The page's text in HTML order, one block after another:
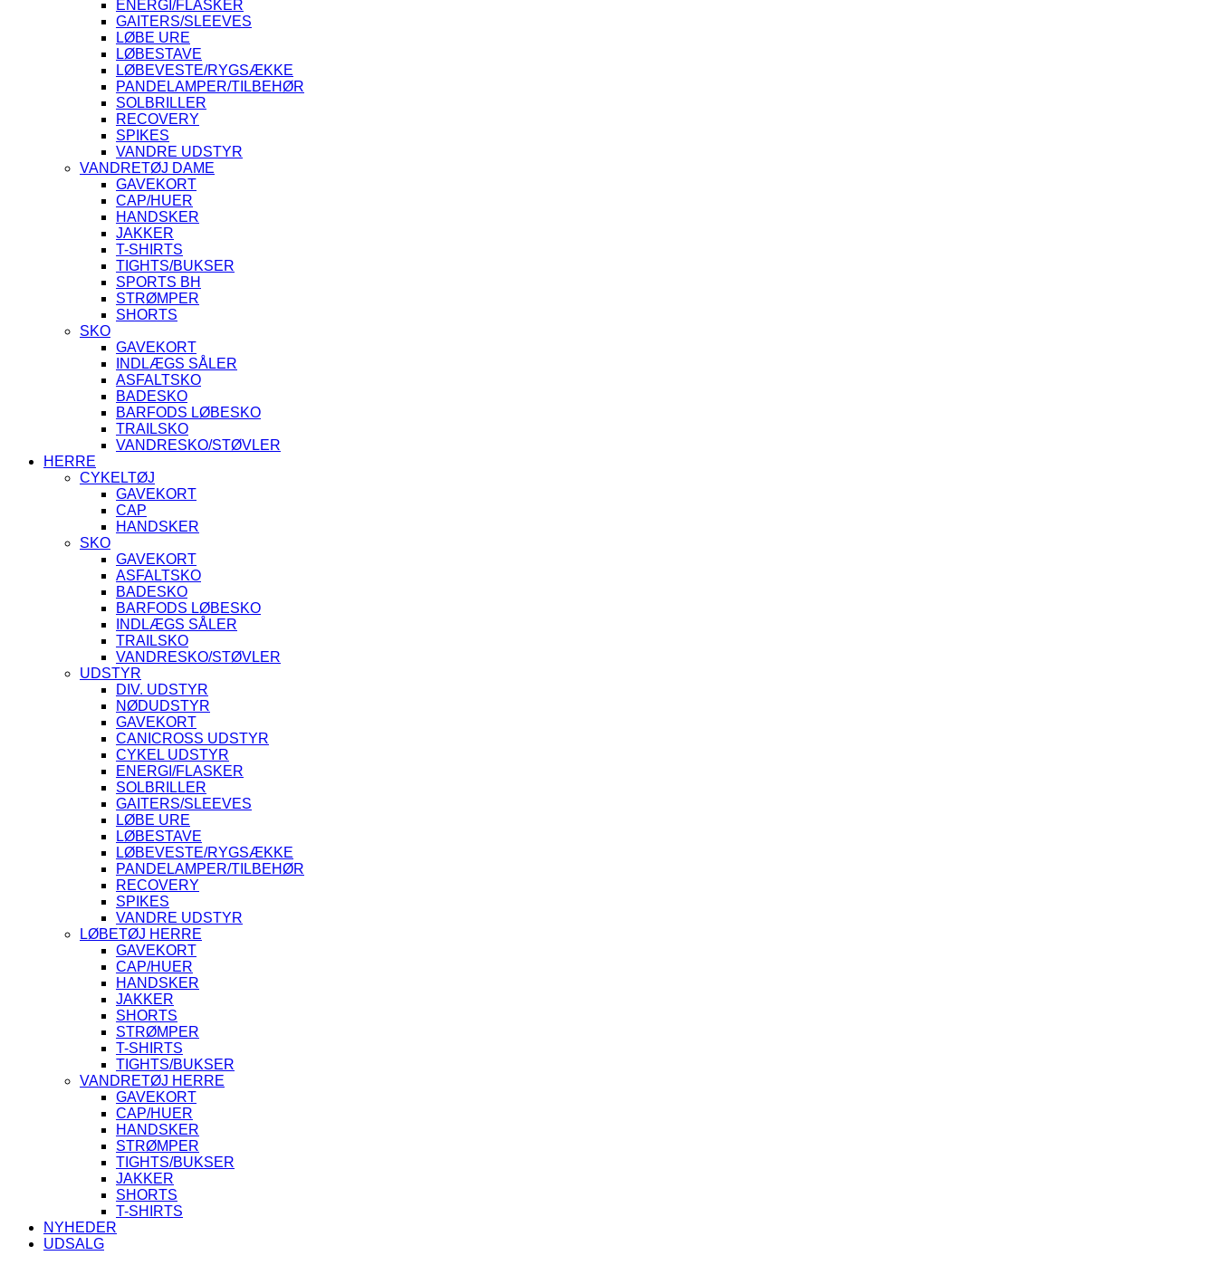
ENERGI/FLASKER
GAITERS/SLEEVES
LØBE URE
LØBESTAVE
LØBEVESTE/RYGSÆKKE
PANDELAMPER/TILBEHØR
SOLBRILLER
RECOVERY
SPIKES
VANDRE UDSTYR
VANDRETØJ DAME
GAVEKORT
CAP/HUER
HANDSKER
JAKKER
T-SHIRTS
TIGHTS/BUKSER
SPORTS BH
STRØMPER
SHORTS
SKO
GAVEKORT
INDLÆGS SÅLER
ASFALTSKO
BADESKO
BARFODS LØBESKO
TRAILSKO
VANDRESKO/STØVLER
HERRE
CYKELTØJ
GAVEKORT
CAP
HANDSKER
SKO
GAVEKORT
ASFALTSKO
BADESKO
BARFODS LØBESKO
INDLÆGS SÅLER
TRAILSKO
VANDRESKO/STØVLER
UDSTYR
DIV. UDSTYR
NØDUDSTYR
GAVEKORT
CANICROSS UDSTYR
CYKEL UDSTYR
ENERGI/FLASKER
SOLBRILLER
GAITERS/SLEEVES
LØBE URE
LØBESTAVE
LØBEVESTE/RYGSÆKKE
PANDELAMPER/TILBEHØR
RECOVERY
SPIKES
VANDRE UDSTYR
LØBETØJ HERRE
GAVEKORT
CAP/HUER
HANDSKER
JAKKER
SHORTS
STRØMPER
T-SHIRTS
TIGHTS/BUKSER
VANDRETØJ HERRE
GAVEKORT
CAP/HUER
HANDSKER
STRØMPER
TIGHTS/BUKSER
JAKKER
SHORTS
T-SHIRTS
NYHEDER
UDSALG